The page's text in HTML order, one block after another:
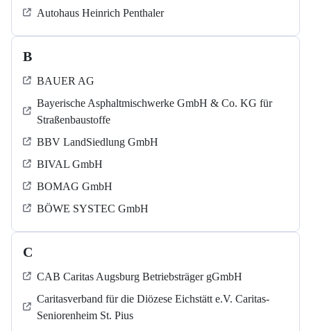
Autohaus Heinrich Penthaler
B
BAUER AG
Bayerische Asphaltmischwerke GmbH & Co. KG für
Straßenbaustoffe
BBV LandSiedlung GmbH
BIVAL GmbH
BOMAG GmbH
BÖWE SYSTEC GmbH
C
CAB Caritas Augsburg Betriebsträger gGmbH
Caritasverband für die Diözese Eichstätt e.V. Caritas-
Seniorenheim St. Pius